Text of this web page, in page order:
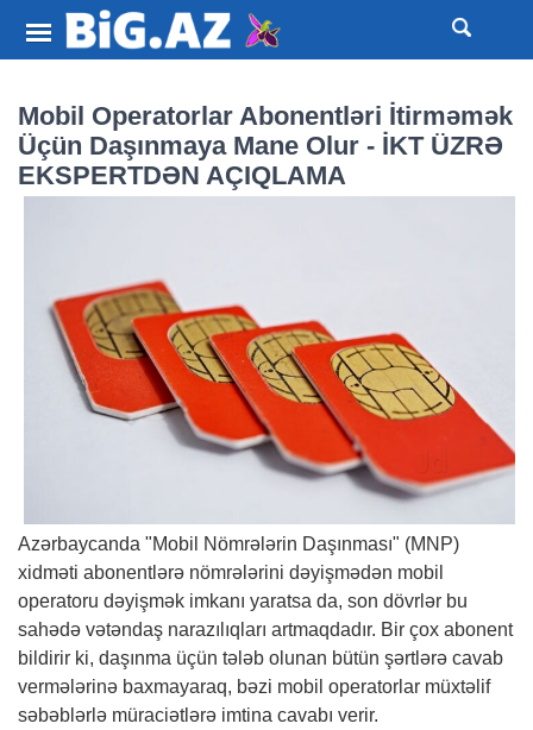
Mobil Operatorlar Abonentləri İtirməmək
Üçün Daşınmaya Mane Olur - İKT ÜZRƏ
EKSPERTDƏN AÇIQLAMA
Azərbaycanda "Mobil Nömrələrin Daşınması" (MNP)
xidməti abonentlərə nömrələrini dəyişmədən mobil
operatoru dəyişmək imkanı yaratsa da, son dövrlər bu
sahədə vətəndaş narazılıqları artmaqdadır. Bir çox abonent
bildirir ki, daşınma üçün tələb olunan bütün şərtlərə cavab
vermələrinə baxmayaraq, bəzi mobil operatorlar müxtəlif
səbəblərlə müraciətlərə imtina cavabı verir.